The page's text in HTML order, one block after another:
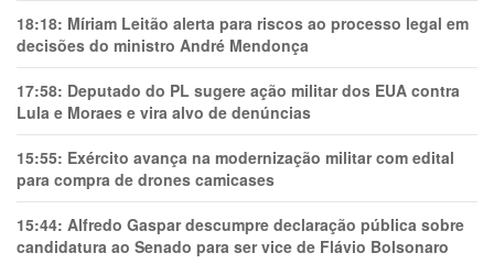
18:18: Míriam Leitão alerta para riscos ao processo legal em
decisões do ministro André Mendonça
17:58: Deputado do PL sugere ação militar dos EUA contra
Lula e Moraes e vira alvo de denúncias
15:55: Exército avança na modernização militar com edital
para compra de drones camicases
15:44: Alfredo Gaspar descumpre declaração pública sobre
candidatura ao Senado para ser vice de Flávio Bolsonaro